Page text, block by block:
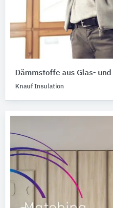
Dämmstoffe aus Glas-
Knauf Insulation